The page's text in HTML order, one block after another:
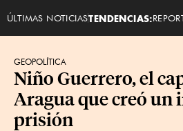
ÚLTIMAS NOTICIASTENDENCIAS:
GEOPOLÍTICA
Niño Guerrero, el
Aragua que creó un
prisión